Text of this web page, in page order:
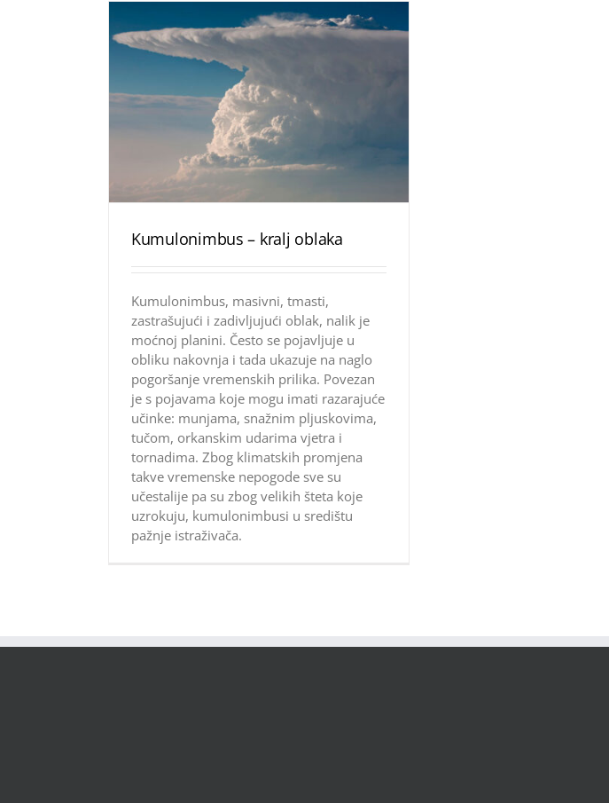
Kumulonimbus – kralj oblaka
Kumulonimbus, masivni, tmasti,
zastrašujući i zadivljujući oblak, nalik je
moćnoj planini. Često se pojavljuje u
obliku nakovnja i tada ukazuje na naglo
pogoršanje vremenskih prilika. Povezan
je s pojavama koje mogu imati razarajuće
učinke: munjama, snažnim pljuskovima,
tučom, orkanskim udarima vjetra i
tornadima. Zbog klimatskih promjena
takve vremenske nepogode sve su
učestalije pa su zbog velikih šteta koje
uzrokuju, kumulonimbusi u središtu
pažnje istraživača.